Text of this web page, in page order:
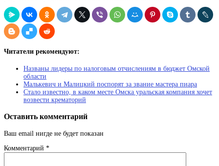
Читатели рекомендуют:
Названы лидеры по налоговым отчислениям в бюджет Омской
области
Малькевич и Малицкий поспорят за звание мастера пиара
Стало известно, в каком месте Омска уральская компания хочет
возвести крематорий
Оставить комментарий
Ваш email нигде не будет показан
Комментарий *